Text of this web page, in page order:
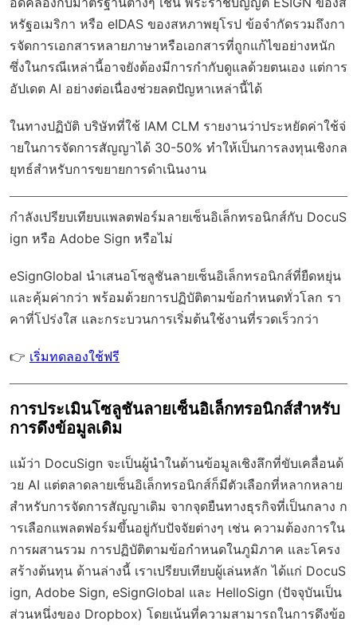
หรัฐอเมริกา หรือ eIDAS ของสหภาพยุโรป ข้อจำกัดรวมถึงกา
รจัดการเอกสารหลายภาษาหรือเอกสารที่ถูกแก้ไขอย่างหนัก
ซึ่งในกรณีเหล่านี้อาจยังต้องมีการกำกับดูแลด้วยตนเอง แต่การ
อัปเดต AI อย่างต่อเนื่องช่วยลดปัญหาเหล่านี้ได้
ในทางปฏิบัติ บริษัทที่ใช้ IAM CLM รายงานว่าประหยัดค่าใช้จ่
ายในการจัดการสัญญาได้ 30-50% ทำให้เป็นการลงทุนเชิงกล
ยุทธ์สำหรับการขยายการดำเนินงาน
กำลังเปรียบเทียบแพลตฟอร์มลายเซ็นอิเล็กทรอนิกส์กับ DocuS
ign หรือ Adobe Sign หรือไม่
eSignGlobal นำเสนอโซลูชันลายเซ็นอิเล็กทรอนิกส์ที่ยืดหยุ่น
และคุ้มค่ากว่า พร้อมด้วยการปฏิบัติตามข้อกำหนดทั่วโลก รา
คาที่โปร่งใส และกระบวนการเริ่มต้นใช้งานที่รวดเร็วกว่า
👉 เริ่มทดลองใช้ฟรี
การประเมินโซลูชันลายเซ็นอิเล็กทรอนิกส์สำหรับ
การดึงข้อมูลเดิม
แม้ว่า DocuSign จะเป็นผู้นำในด้านข้อมูลเชิงลึกที่ขับเคลื่อนด้
วย AI แต่ตลาดลายเซ็นอิเล็กทรอนิกส์ก็มีตัวเลือกที่หลากหลาย
สำหรับการจัดการสัญญาเดิม จากจุดยืนทางธุรกิจที่เป็นกลาง ก
ารเลือกแพลตฟอร์มขึ้นอยู่กับปัจจัยต่างๆ เช่น ความต้องการใน
การผสานรวม การปฏิบัติตามข้อกำหนดในภูมิภาค และโครง
สร้างต้นทุน ด้านล่างนี้ เราเปรียบเทียบผู้เล่นหลัก ได้แก่ DocuS
ign, Adobe Sign, eSignGlobal และ HelloSign (ปัจจุบันเป็น
ส่วนหนึ่งของ Dropbox) โดยเน้นที่ความสามารถในการดึงข้อ